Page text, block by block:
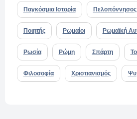
Παγκόσμια Ιστορία Πελοπόννησος
Ποιητής Ρωμαίοι Ρωμαϊκή
Ρωσία Ρώμη Σπάρτη
Φιλοσοφία Χριστιανισμός